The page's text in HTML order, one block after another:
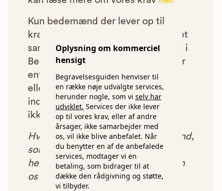
Oplysning om kommerciel
hensigt
Begravelsesguiden henviser til
en række nøje udvalgte services,
herunder nogle, som vi selv har
udviklet. Services der ikke lever
op til vores krav, eller af andre
årsager, ikke samarbejder med
os, vil ikke blive anbefalet. Når
du benytter en af de anbefalede
services, modtager vi en
betaling, som bidrager til at
dække den rådgivning og støtte,
vi tilbyder.
Kun bedemænd der lever op til
kravene har mulighed for at indgå et
samarbejde med os om at blive vist i
Begravelsesguiden. Bedemænd der
enten ikke lever op til vores krav,
eller som af andre årsager ikke har
indgået et samarbejde med os, vil
ikke blive vist i vores anbefalinger.
Hver gang du benytter en bedemand,
som vi har godkendt, anbefalet og
henvist dig til, betaler bedemanden
os et beløb for denne henvisning.